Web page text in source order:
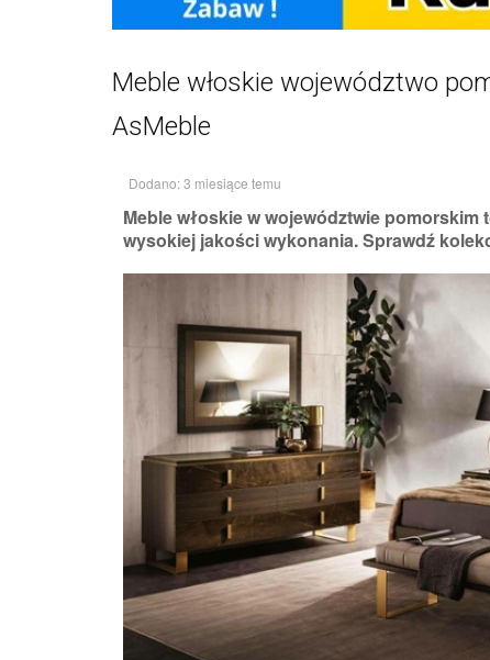
Meble włoskie województwo
AsMeble
Dodano: 3 miesiące temu
Meble włoskie w województwie
wysokiej jakości wykonania. Sprawdź